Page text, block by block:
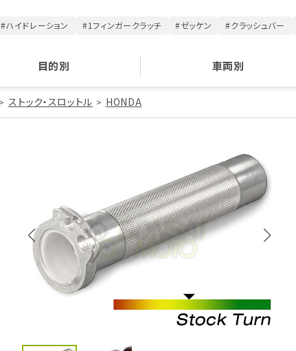
#ハイドレーション #1フィンガークラッチ #ゼッケン #クラッシュバー
目的別 車両別
ストック・スロットル HONDA